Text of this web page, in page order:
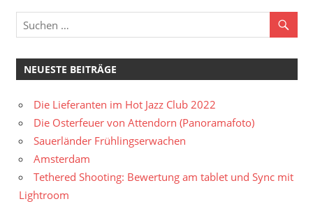
NEUESTE BEITRÄGE
Die Lieferanten im Hot Jazz Club 2022
Die Osterfeuer von Attendorn (Panoramafoto)
Sauerländer Frühlingserwachen
Amsterdam
Tethered Shooting: Bewertung am tablet und Sync mit
Lightroom